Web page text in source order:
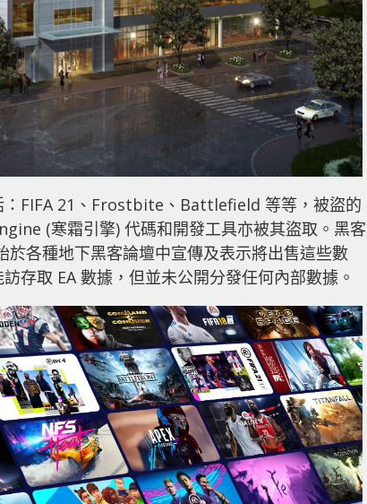
：FIFA 21、Frostbite、Battlefield 等等，被盜的
(寒霜引擎) 代碼和開發工具亦被其盜取。黑客
於各種地下黑客論壇中宣傳及表示將出售這些數
存取 EA 數據，但並未公開分發任何內部數據。